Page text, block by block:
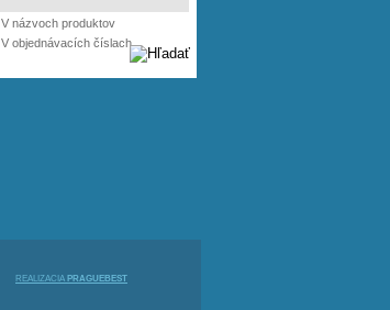
V názvoch produktov
V objednávacích číslach
REALIZÁCIA PRAGUEBEST